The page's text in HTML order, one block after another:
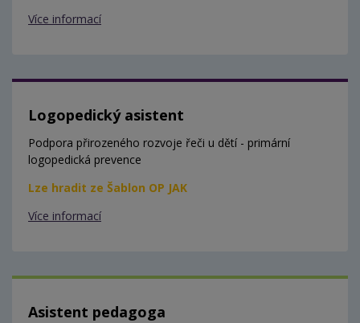
Více informací
Logopedický asistent
Podpora přirozeného rozvoje řeči u dětí - primární
logopedická prevence
Lze hradit ze Šablon OP JAK
Více informací
Asistent pedagoga